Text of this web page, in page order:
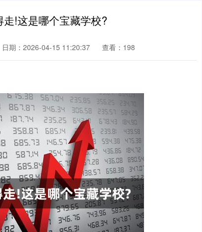
!这是哪个宝藏学校?
日期：2026-04-15 11:20:37 查看：198